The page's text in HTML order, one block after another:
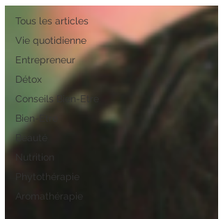
Tous les articles
Vie quotidienne
Entrepreneur
Détox
Conseils Bien-Etre
Bien-Etre
Beauté
Nutrition
Phytothérapie
Aromathérapie